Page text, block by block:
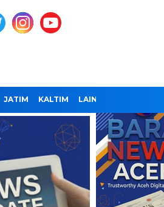
JATIM KALTIM LAINNYA